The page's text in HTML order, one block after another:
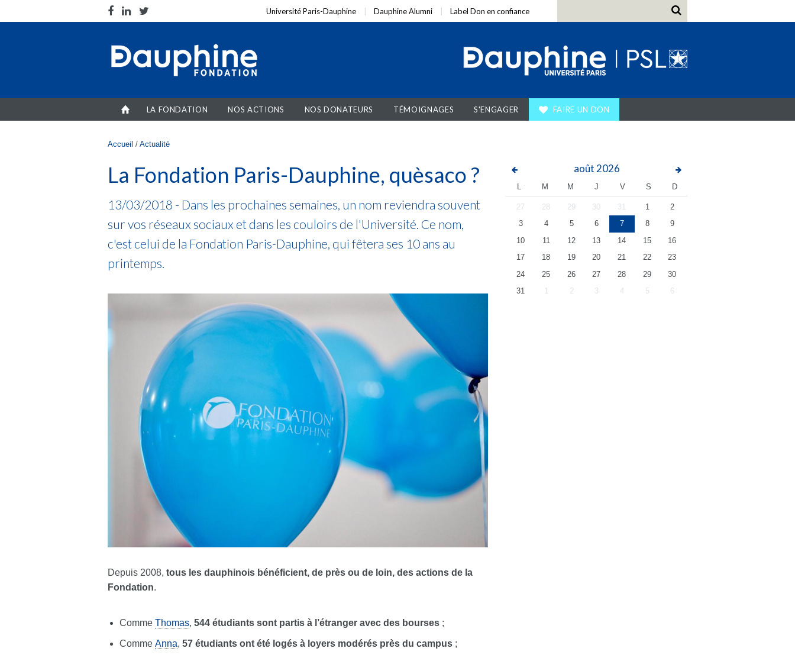
Université Paris-Dauphine Dauphine Alumni Label Don en confiance
LA FONDATION NOS ACTIONS NOS DONATEURS TÉMOIGNAGES S'ENGAGER FAIRE UN DON
Vous êtes ici
Accueil / Actualité
La Fondation Paris-Dauphine, quèsaco ?
13/03/2018 - Dans les prochaines semaines, un nom reviendra souvent
sur vos réseaux sociaux et dans les couloirs de l'Université. Ce nom,
c'est celui de la Fondation Paris-Dauphine, qui fêtera ses 10 ans au
printemps.
Depuis 2008, tous les dauphinois bénéficient, de près ou de loin, des actions de la
Fondation.
Comme Thomas, 544 étudiants sont partis à l’étranger avec des bourses ;
Comme Anna, 57 étudiants ont été logés à loyers modérés près du campus ;
août 2026
L M M J V S D
27 28 29 30 31 1
2
3
4 5 6 7 8
9
10
11 12 13 14 15
16
17
18 19 20 21 22
23
24
25 26 27 28 29
30
31
1 2 3 4 5 6